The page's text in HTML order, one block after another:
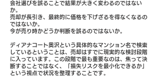
会社選びを誤ることで結果が大きく変わるのではない
か。
売却が長引き、最終的に価格を下げざるを得なくなるの
ではないか。
今が売り時かどうか判断を誤るのではないか。
ディアナコート奥沢という具体的なマンション名で検索
しているということは、売却はすでに現実的な検討段階
に入っています。この段階で最も重要なのは、焦って決
断することではなく、「損失リスクを最小化できるか」
という視点で状況を整理することです。